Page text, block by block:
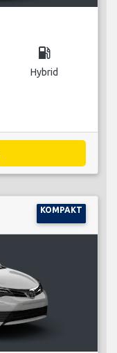
local_gas_station
Hybrid
KOMPAKT